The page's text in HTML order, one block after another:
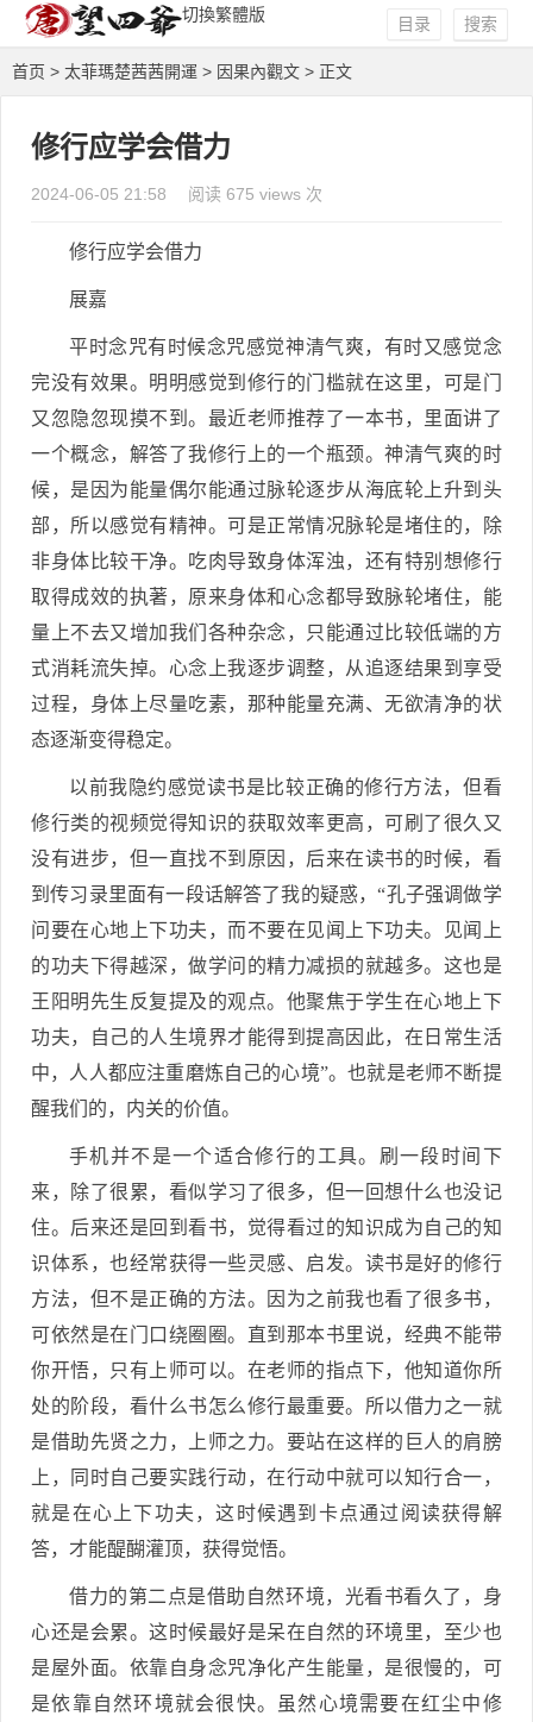
切換繁體版 搜索
目录
首页 > 太菲瑪楚茜茜開運 > 因果內觀文 > 正文
修行应学会借力
2024-06-05 21:58 阅读 675 views 次
修行应学会借力
展嘉
平时念咒有时候念咒感觉神清气爽，有时又感觉念
完没有效果。明明感觉到修行的门槛就在这里，可是门
又忽隐忽现摸不到。最近老师推荐了一本书，里面讲了
一个概念，解答了我修行上的一个瓶颈。神清气爽的时
候，是因为能量偶尔能通过脉轮逐步从海底轮上升到头
部，所以感觉有精神。可是正常情况脉轮是堵住的，除
非身体比较干净。吃肉导致身体浑浊，还有特别想修行
取得成效的执著，原来身体和心念都导致脉轮堵住，能
量上不去又增加我们各种杂念，只能通过比较低端的方
式消耗流失掉。心念上我逐步调整，从追逐结果到享受
过程，身体上尽量吃素，那种能量充满、无欲清净的状
态逐渐变得稳定。
以前我隐约感觉读书是比较正确的修行方法，但看
修行类的视频觉得知识的获取效率更高，可刷了很久又
没有进步，但一直找不到原因，后来在读书的时候，看
到传习录里面有一段话解答了我的疑惑，“孔子强调做学
问要在心地上下功夫，而不要在见闻上下功夫。见闻上
的功夫下得越深，做学问的精力减损的就越多。这也是
王阳明先生反复提及的观点。他聚焦于学生在心地上下
功夫，自己的人生境界才能得到提高因此，在日常生活
中，人人都应注重磨炼自己的心境”。也就是老师不断提
醒我们的，内关的价值。
手机并不是一个适合修行的工具。刷一段时间下
来，除了很累，看似学习了很多，但一回想什么也没记
住。后来还是回到看书，觉得看过的知识成为自己的知
识体系，也经常获得一些灵感、启发。读书是好的修行
方法，但不是正确的方法。因为之前我也看了很多书，
可依然是在门口绕圈圈。直到那本书里说，经典不能带
你开悟，只有上师可以。在老师的指点下，他知道你所
处的阶段，看什么书怎么修行最重要。所以借力之一就
是借助先贤之力，上师之力。要站在这样的巨人的肩膀
上，同时自己要实践行动，在行动中就可以知行合一，
就是在心上下功夫，这时候遇到卡点通过阅读获得解
答，才能醍醐灌顶，获得觉悟。
借力的第二点是借助自然环境，光看书看久了，身
心还是会累。这时候最好是呆在自然的环境里，至少也
是屋外面。依靠自身念咒净化产生能量，是很慢的，可
是依靠自然环境就会很快。虽然心境需要在红尘中修